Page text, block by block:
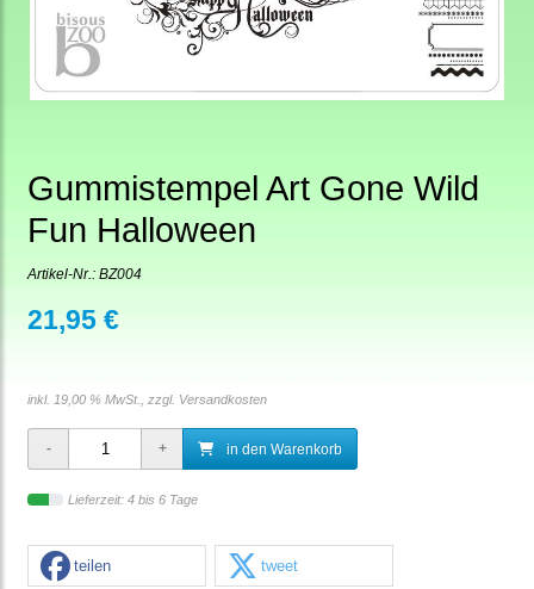
Gummistempel Art Gone Wild
Fun Halloween
Artikel-Nr.: BZ004
21,95 €
inkl. 19,00 % MwSt., zzgl. Versandkosten
in den Warenkorb
Lieferzeit: 4 bis 6 Tage
teilen tweet